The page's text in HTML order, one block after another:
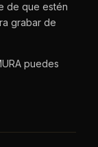
de que estén
grabar de
puedes